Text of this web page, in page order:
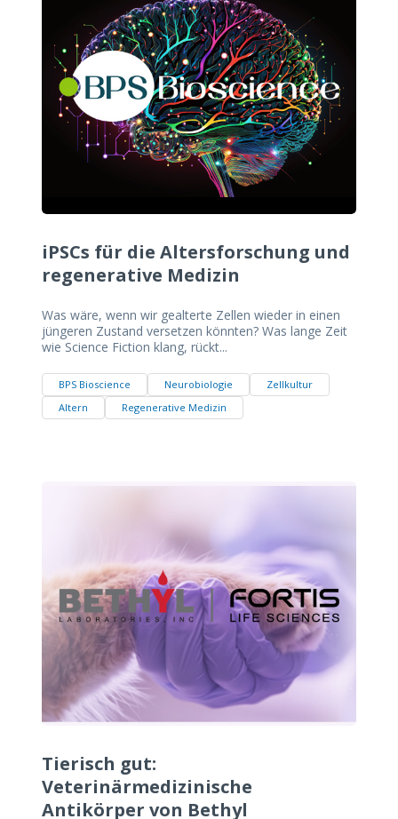
iPSCs für die Altersforschung und
regenerative Medizin
Was wäre, wenn wir gealterte Zellen wieder in einen
jüngeren Zustand versetzen könnten? Was lange Zeit
wie Science Fiction klang, rückt...
BPS Bioscience Neurobiologie
Zellkultur
Altern
Regenerative Medizin
Tierisch gut:
Veterinärmedizinische
Antikörper von Bethyl